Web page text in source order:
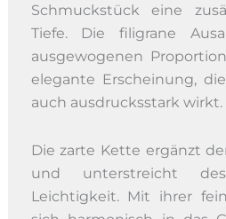
Schmuckstück eine
Tiefe. Die filigrane
ausgewogenen
elegante Erscheinung,
auch ausdrucksstark wirkt.
Die zarte Kette ergänzt
und unterstreicht
Leichtigkeit. Mit ihrer